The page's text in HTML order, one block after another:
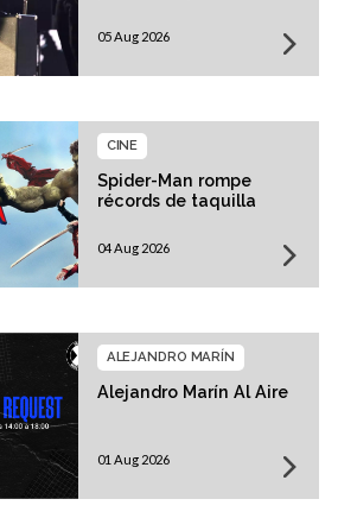
05 Aug 2026
Spider-Man rompe
récords de taquilla
CINE
04 Aug 2026
Alejandro Marín Al Aire
ALEJANDRO MARÍN
01 Aug 2026